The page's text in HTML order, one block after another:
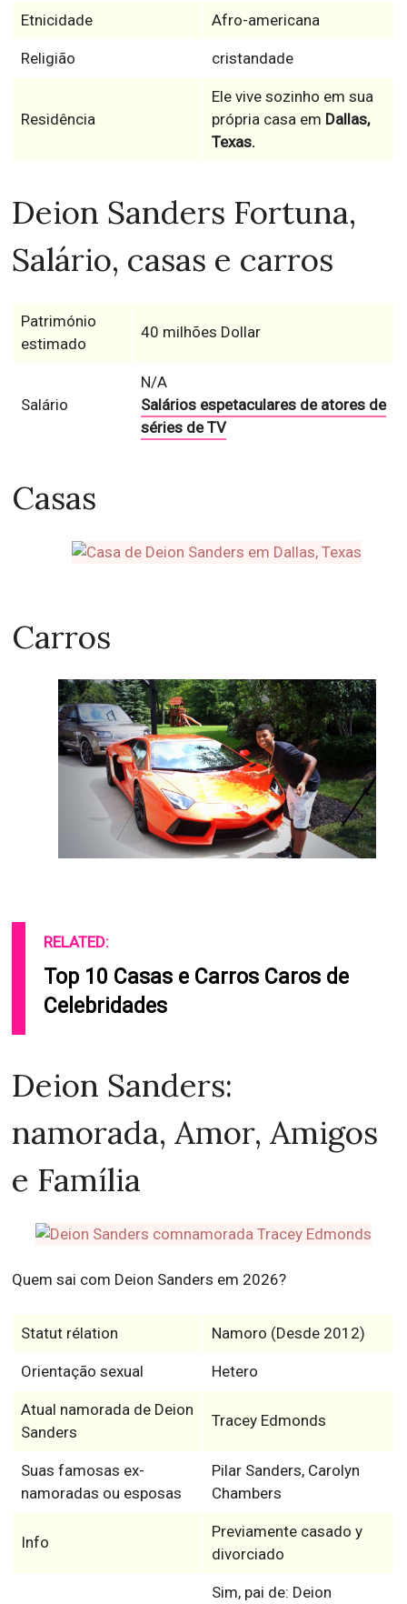
Etnicidade Afro-americana
Religião cristandade
Residência
Ele vive sozinho em sua
própria casa em Dallas,
Texas.
Deion Sanders Fortuna,
Salário, casas e carros
Património
estimado
40 milhões Dollar
Salário
N/A
Salários espetaculares de atores de
séries de TV
Casas
Carros
RELATED:
Top 10 Casas e Carros Caros de
Celebridades
Deion Sanders:
namorada, Amor, Amigos
e Família
Quem sai com Deion Sanders em 2026?
Statut rélation Namoro (Desde 2012)
Orientação sexual Hetero
Atual namorada de Deion
Sanders
Tracey Edmonds
Suas famosas ex-
namoradas ou esposas
Pilar Sanders, Carolyn
Chambers
Info
Previamente casado y
divorciado
Sim, pai de: Deion